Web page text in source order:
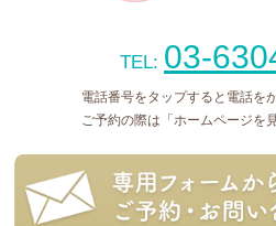
TEL: 03-
電話番号をタップすると電話を
ご予約の際は「ホームページを